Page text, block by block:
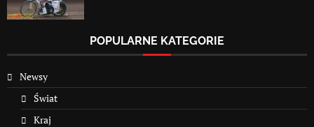
POPULARNE KATEGORIE
Newsy
Świat
Kraj